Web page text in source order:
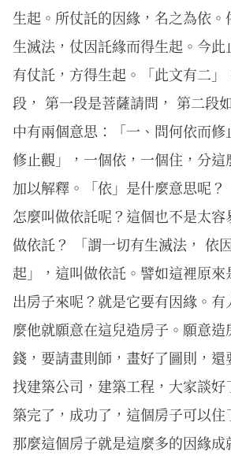
生起。所仗託的因緣，名之為依
生滅法，仗因託緣而得生起。今
有仗託，方得生起。「此文有二
段， 第一段是菩薩請問， 第二段
中有兩個意思：「一、問何依而
修止觀」，一個依，一個住，分
加以解釋。「依」是什麼意思呢？
怎麼叫做依託呢？這個也不是太容
做依託？ 「謂一切有生滅法， 依
起」，這叫做依託。譬如這裡原
出房子來呢？就是它要有因緣。
麼他就願意在這兒造房子。願意
錢，要請畫則師，畫好了圖則，
找建築公司，建築工程，大家談
築完了，成功了，這個房子可以住
那麼這個房子就是這麼多的因緣